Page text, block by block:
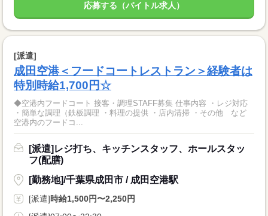
応募する（バイトル求人）
[派遣]
成田空港＜フードコートレストラン＞経験者は
特別時給1,700円☆
◆空港内フードコート 接客・調理STAFF募集 仕事内容 ・レジ対応
・簡単な調理（鉄板調理 ・料理の提供 ・店内清掃 ・その他 など
空港内のフードコ...
[派遣]レジ打ち、キッチンスタッフ、ホールスタッ
フ(配膳)
[勤務地]/千葉県成田市 / 成田空港駅
[派遣]時給1,500円〜2,250円